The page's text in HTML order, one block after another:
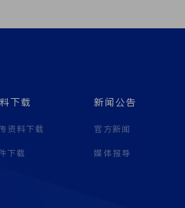
下载
资料下载
下载
新闻公告
官方新闻
媒体报导